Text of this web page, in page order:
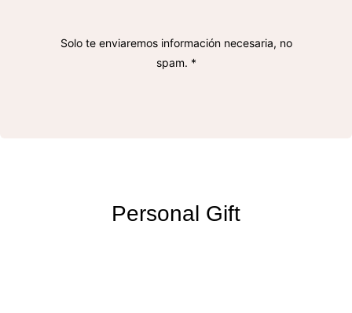
Solo te enviaremos información necesaria, no
spam. *
Personal Gift